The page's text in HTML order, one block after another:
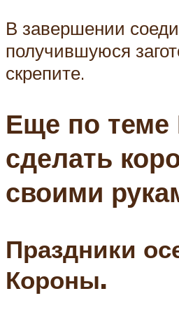
В завершении
получившуюся
скрепите.
Еще по теме
сделать
своими
Праздники
Короны.